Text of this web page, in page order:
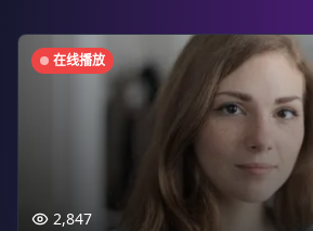
在线播放
2,847